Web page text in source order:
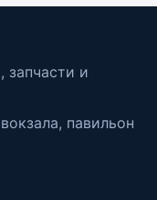
запчасти и
павильон